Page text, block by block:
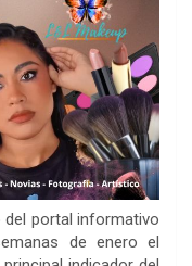
del portal informativo
de enero el